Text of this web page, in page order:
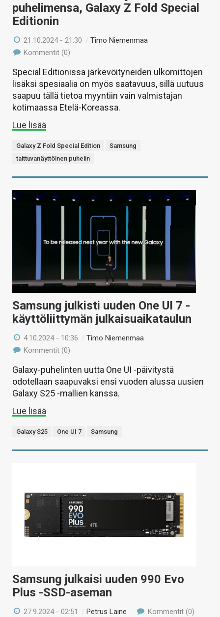
puhelimensa, Galaxy Z Fold Special
Editionin
21.10.2024 - 21:30 /Timo Niemenmaa
Kommentit (0)
Special Editionissa järkevöityneiden ulkomittojen
lisäksi spesiaalia on myös saatavuus, sillä uutuus
saapuu tällä tietoa myyntiin vain valmistajan
kotimaassa Etelä-Koreassa.
Lue lisää
Galaxy Z Fold Special Edition
Samsung
taittuvanäyttöinen puhelin
Samsung julkisti uuden One UI 7 -
käyttöliittymän julkaisuaikataulun
4.10.2024 - 10:36 /Timo Niemenmaa
Kommentit (0)
Galaxy-puhelinten uutta One UI -päivitystä
odotellaan saapuvaksi ensi vuoden alussa uusien
Galaxy S25 -mallien kanssa.
Lue lisää
Galaxy S25 One UI 7 Samsung
Samsung julkaisi uuden 990 Evo
Plus -SSD-aseman
27.9.2024 - 02:51 / Petrus Laine Kommentit (0)